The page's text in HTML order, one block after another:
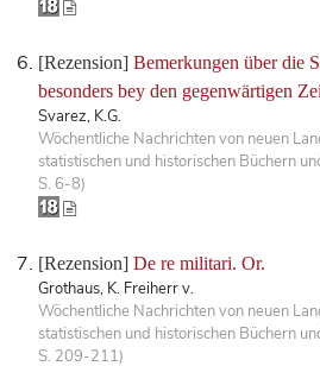
[Rezension] Bemerkungen über die
besonders bey den gegenwärtigen
Svarez, K.G.
Wöchentliche Nachrichten von neuen
statistischen und historischen Büchern
S. 6-8)
[Rezension] De re militari. Or.
Grothaus, K. Freiherr v.
Wöchentliche Nachrichten von neuen
statistischen und historischen Büchern
S. 209-211)